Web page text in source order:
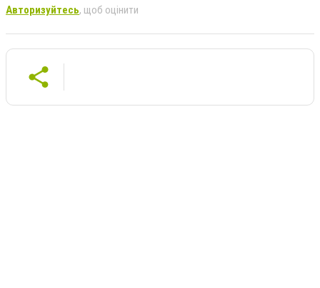
Авторизуйтесь, щоб оцінити